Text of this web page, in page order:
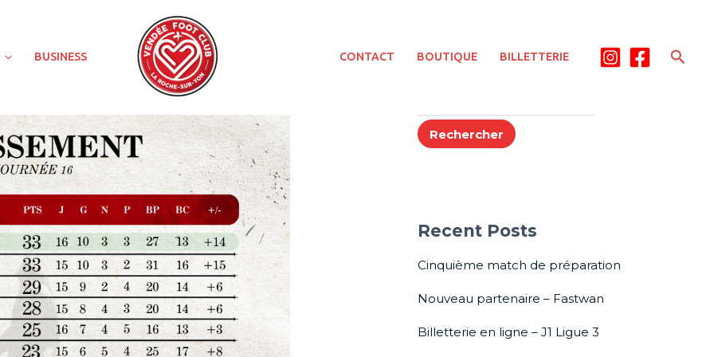
BUSINESS CONTACT BOUTIQUE BILLETTERIE
Rechercher
Recent Posts
Cinquième match de préparation
Nouveau partenaire – Fastwan
Billetterie en ligne – J1 Ligue 3